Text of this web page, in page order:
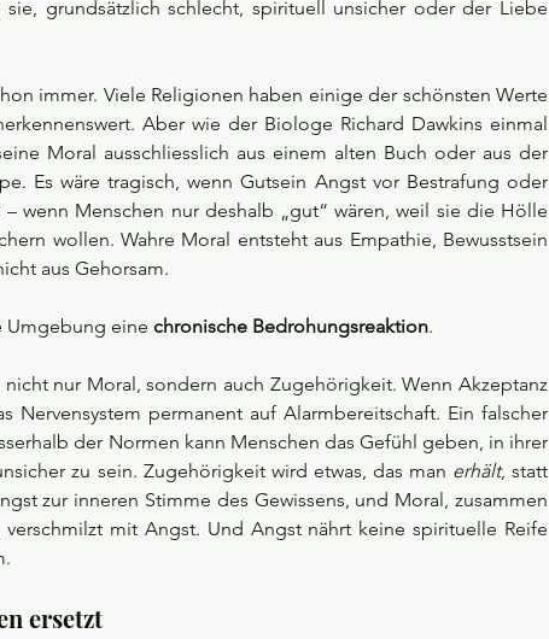
grundsätzlich schlecht, spirituell unsicher oder der Liebe
immer. Viele Religionen haben einige der schönsten Werte
Aber wie der Biologe Richard Dawkins einmal
Moral ausschliesslich aus einem alten Buch oder aus der
Es wäre tragisch, wenn Gutsein Angst vor Bestrafung oder
wenn Menschen nur deshalb „gut“ wären, weil sie die Hölle
wollen. Wahre Moral entsteht aus Empathie, Bewusstsein
aus Gehorsam.
Umgebung eine chronische Bedrohungsreaktion.
nur Moral, sondern auch Zugehörigkeit. Wenn Akzeptanz
permanent auf Alarmbereitschaft. Ein falscher
der Normen kann Menschen das Gefühl geben, in ihrer
zu sein. Zugehörigkeit wird etwas, das man erhält, statt
zur inneren Stimme des Gewissens, und Moral, zusammen
mit Angst. Und Angst nährt keine spirituelle Reife
ersetzt